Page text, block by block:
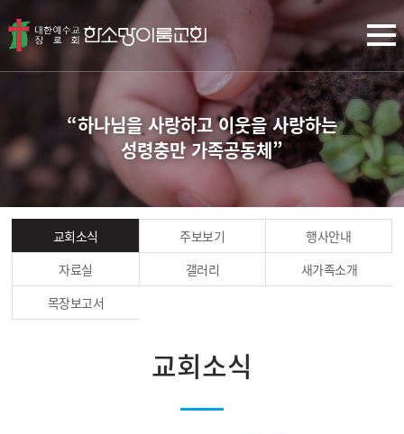
“하나님을 사랑하고 이웃을 사랑하는
성령충만 가족공동체”
교회소식 주보보기
행사안내
자료실
갤러리
새가족소개
목장보고서
교회소식